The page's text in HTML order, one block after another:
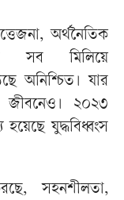
অর্থনৈতিক
সব মিলিয়ে
অনিশ্চিত। যার
জীবনেও। ২০২৩
যুদ্ধবিধ্বংস
সহনশীলতা,